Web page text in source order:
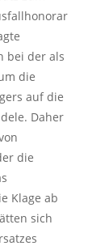
bei der als
die
auf die
Daher
die
Klage ab
sich